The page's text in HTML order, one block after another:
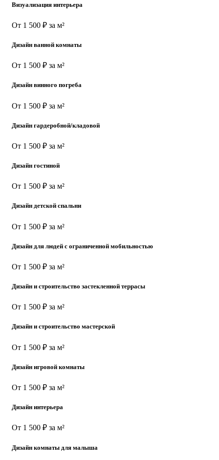
Визуализация интерьера
От 1 500 ₽ за м²
Дизайн ванной комнаты
От 1 500 ₽ за м²
Дизайн винного погреба
От 1 500 ₽ за м²
Дизайн гардеробной/кладовой
От 1 500 ₽ за м²
Дизайн гостиной
От 1 500 ₽ за м²
Дизайн детской спальни
От 1 500 ₽ за м²
Дизайн для людей с ограниченной мобильностью
От 1 500 ₽ за м²
Дизайн и строительство застекленной террасы
От 1 500 ₽ за м²
Дизайн и строительство мастерской
От 1 500 ₽ за м²
Дизайн игровой комнаты
От 1 500 ₽ за м²
Дизайн интерьера
От 1 500 ₽ за м²
Дизайн комнаты для малыша